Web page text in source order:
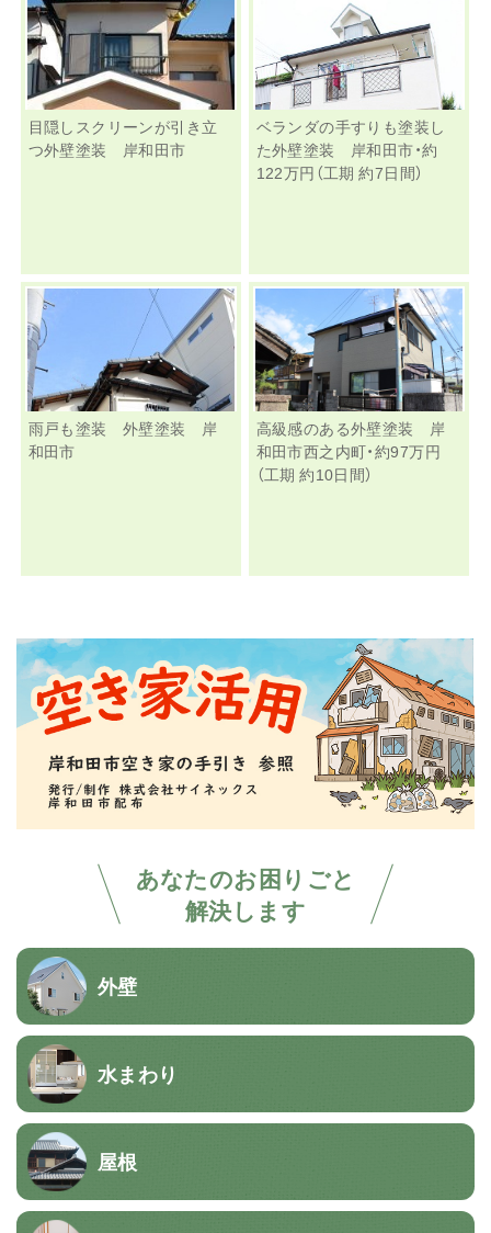
あなたのお困りごと
解決します
外壁
水まわり
屋根
目隠しスクリーンが引き立
つ外壁塗装 岸和田市
ベランダの手すりも塗装し
た外壁塗装 岸和田市・約
122万円（工期 約7日間）
雨戸も塗装 外壁塗装 岸
和田市
高級感のある外壁塗装 岸
和田市西之内町・約97万円
（工期 約10日間）